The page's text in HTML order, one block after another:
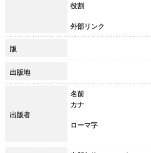
役割
外部リンク
版
出版地
出版者
名前
カナ
ローマ字